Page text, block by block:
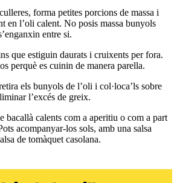
forma petites porcions de massa i
en l’oli calent. No posis massa bunyols
entre si.
que estiguin daurats i cruixents per fora.
perquè es cuinin de manera parella.
els bunyols de l’oli i col·loca’ls sobre
l’excés de greix.
bacallà calents com a aperitiu o com a part
acompanyar-los sols, amb una salsa
de tomàquet casolana.